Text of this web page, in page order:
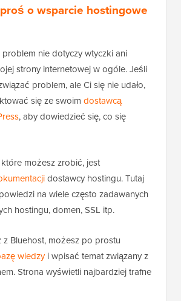
o wsparcie hostingowe
nie dotyczy wtyczki ani
strony internetowej w ogóle. Jeśli
problem, ale Ci się nie udało,
się ze swoim dostawcą
, aby dowiedzieć się, co się
możesz zrobić, jest
dostawcy hostingu. Tutaj
na wiele często zadawanych
hostingu, domen, SSL itp.
z Bluehost, możesz po prostu
wiedzyi wpisać temat związany z
Strona wyświetli najbardziej trafne